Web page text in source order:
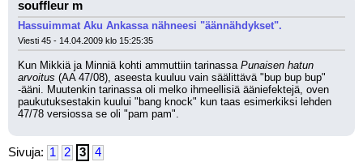
souffleur m
Hassuimmat Aku Ankassa nähneesi "äännähdykset".
Viesti 45 - 14.04.2009 klo 15:25:35
Kun Mikkiä ja Minniä kohti ammuttiin tarinassa Punaisen hatun
arvoitus (AA 47/08), aseesta kuuluu vain säälittävä "bup bup bup"
-ääni. Muutenkin tarinassa oli melko ihmeellisiä ääniefektejä, oven
paukutuksestakin kuului "bang knock" kun taas esimerkiksi lehden
47/78 versiossa se oli "pam pam".
Sivuja: 1 2 3 4